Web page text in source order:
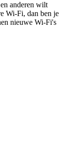
anderen wilt
Wi-Fi, dan ben je
nieuwe Wi-Fi's